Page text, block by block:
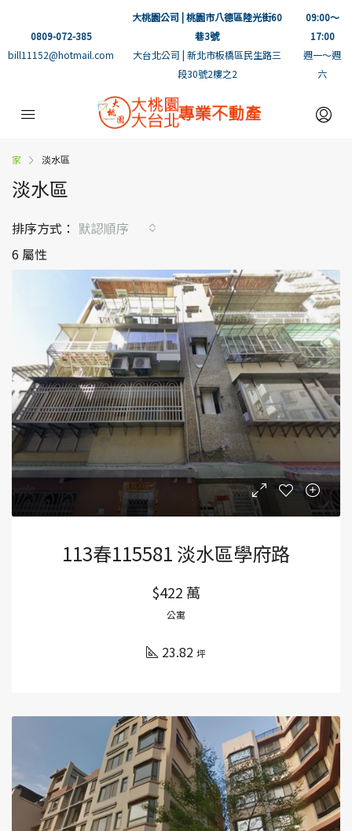
0809-072-385
bill11152@hotmail.com
大桃園公司 | 桃園市八德區陸光街60
巷3號
大台北公司 | 新北市板橋區民生路三
段30號2樓之2
09:00～
17:00
週一～週
六
家 淡水區
淡水區
6 屬性
排序方式： 默認順序
113春115581 淡水區學府路
$422 萬
公寓
23.82 坪